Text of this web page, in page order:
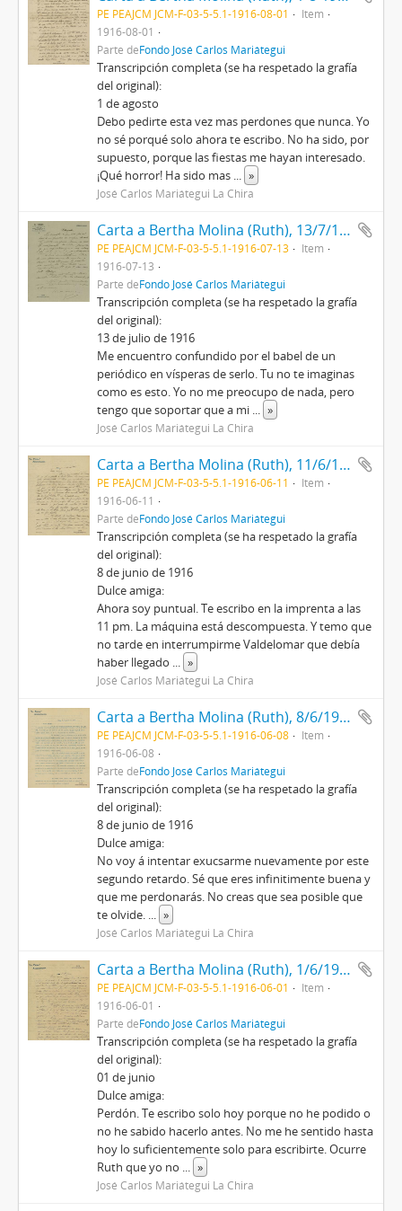
PE PEAJCM JCM-F-03-5-5.1-1916-08-01
Item
1916-08-01
Parte deFondo José Carlos Mariátegui
Transcripción completa (se ha respetado la grafía
del original):
1 de agosto
Debo pedirte esta vez mas perdones que nunca. Yo
no sé porqué solo ahora te escribo. No ha sido, por
supuesto, porque las fiestas me hayan interesado.
¡Qué horror! Ha sido mas ... »
José Carlos Mariátegui La Chira
Carta a Bertha Molina (Ruth), 13/7/1916
PE PEAJCM JCM-F-03-5-5.1-1916-07-13
Item
1916-07-13
Parte deFondo José Carlos Mariátegui
Transcripción completa (se ha respetado la grafía
del original):
13 de julio de 1916
Me encuentro confundido por el babel de un
periódico en vísperas de serlo. Tu no te imaginas
como es esto. Yo no me preocupo de nada, pero
tengo que soportar que a mi ... »
José Carlos Mariátegui La Chira
Carta a Bertha Molina (Ruth), 11/6/1916
PE PEAJCM JCM-F-03-5-5.1-1916-06-11
Item
1916-06-11
Parte deFondo José Carlos Mariátegui
Transcripción completa (se ha respetado la grafía
del original):
8 de junio de 1916
Dulce amiga:
Ahora soy puntual. Te escribo en la imprenta a las
11 pm. La máquina está descompuesta. Y temo que
no tarde en interrumpirme Valdelomar que debía
haber llegado ... »
José Carlos Mariátegui La Chira
Carta a Bertha Molina (Ruth), 8/6/1916
PE PEAJCM JCM-F-03-5-5.1-1916-06-08
Item
1916-06-08
Parte deFondo José Carlos Mariátegui
Transcripción completa (se ha respetado la grafía
del original):
8 de junio de 1916
Dulce amiga:
No voy á intentar exucsarme nuevamente por este
segundo retardo. Sé que eres infinitimente buena y
que me perdonarás. No creas que sea posible que
te olvide. ... »
José Carlos Mariátegui La Chira
Carta a Bertha Molina (Ruth), 1/6/1916
PE PEAJCM JCM-F-03-5-5.1-1916-06-01
Item
1916-06-01
Parte deFondo José Carlos Mariátegui
Transcripción completa (se ha respetado la grafía
del original):
01 de junio
Dulce amiga:
Perdón. Te escribo solo hoy porque no he podido o
no he sabido hacerlo antes. No me he sentido hasta
hoy lo suficientemente solo para escribirte. Ocurre
Ruth que yo no ... »
José Carlos Mariátegui La Chira